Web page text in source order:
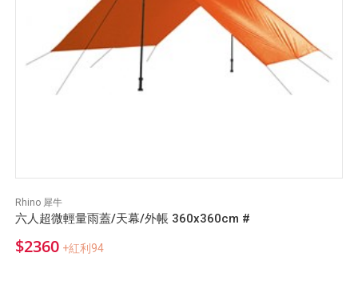
Rhino 犀牛
六人超微輕量雨蓋/天幕/外帳 360x360cm #
$2360 +紅利94